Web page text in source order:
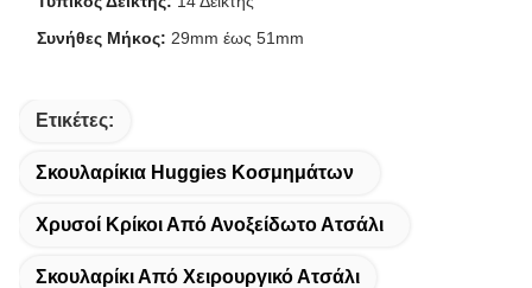
Συνήθες Μήκος: 29mm έως 51mm
Ετικέτες:
Σκουλαρίκια Huggies Κοσμημάτων
Χρυσοί Κρίκοι Από Ανοξείδωτο Ατσάλι
Σκουλαρίκι Από Χειρουργικό Ατσάλι